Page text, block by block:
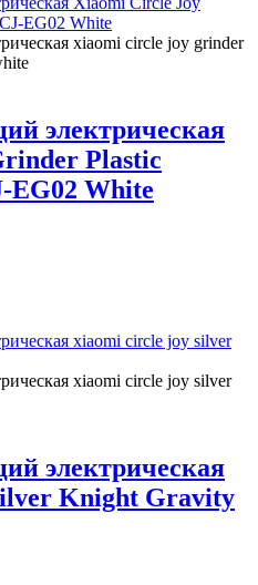
электрическая
Plastic
EG02 White
электрическая
Knight Gravity